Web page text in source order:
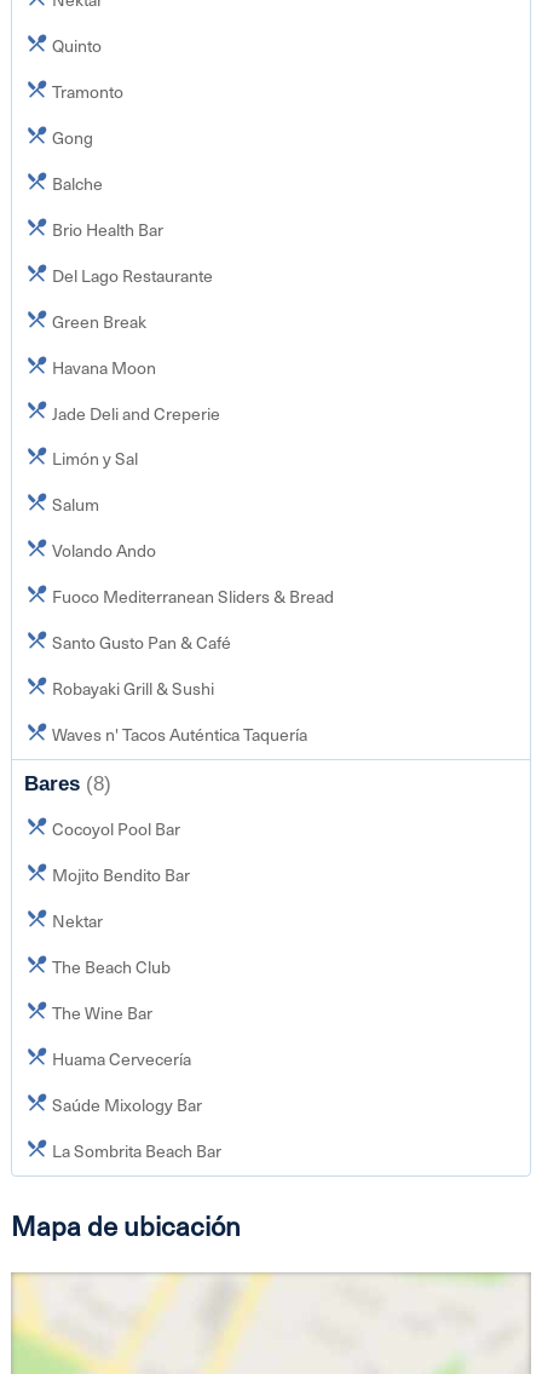
Quinto
Tramonto
Gong
Balche
Brio Health Bar
Del Lago Restaurante
Green Break
Havana Moon
Jade Deli and Creperie
Limón y Sal
Salum
Volando Ando
Fuoco Mediterranean Sliders & Bread
Santo Gusto Pan & Café
Robayaki Grill & Sushi
Waves n' Tacos Auténtica Taquería
Bares (8)
Cocoyol Pool Bar
Mojito Bendito Bar
Nektar
The Beach Club
The Wine Bar
Huama Cervecería
Saúde Mixology Bar
La Sombrita Beach Bar
Mapa de ubicación